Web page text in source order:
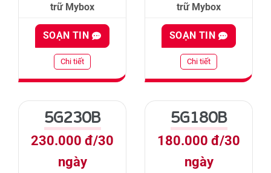
trữ Mybox
SOẠN TIN
Chi tiết
trữ Mybox
SOẠN TIN
Chi tiết
5G230B
230.000 đ/30
ngày
5G180B
180.000 đ/30
ngày